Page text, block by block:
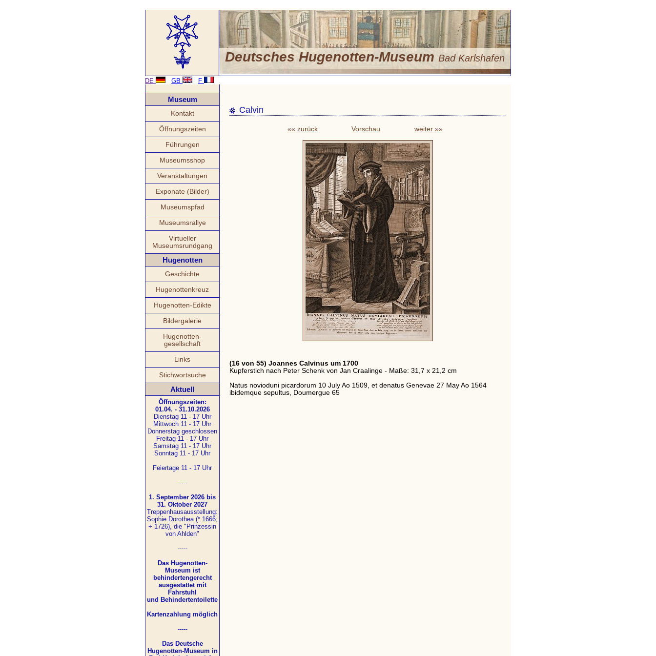
Deutsches Hugenotten-Museum Bad Karlshafen
DE GB F
Museum
Kontakt
Öffnungszeiten
Führungen
Museumsshop
Veranstaltungen
Exponate (Bilder)
Museumspfad
Museumsrallye
Virtueller
Museumsrundgang
Hugenotten
Geschichte
Hugenottenkreuz
Hugenotten-Edikte
Bildergalerie
Hugenotten-
gesellschaft
Links
Stichwortsuche
Aktuell
Öffnungszeiten:
01.04. - 31.10.2026
Dienstag 11 - 17 Uhr
Mittwoch 11 - 17 Uhr
Donnerstag geschlossen
Freitag 11 - 17 Uhr
Samstag 11 - 17 Uhr
Sonntag 11 - 17 Uhr
Feiertage 11 - 17 Uhr
-----
1. September 2026 bis
31. Oktober 2027
Treppenhausausstellung:
Sophie Dorothea (* 1666;
+ 1726), die "Prinzessin
von Ahlden"
-----
Das Hugenotten-
Museum ist
behindertengerecht
ausgestattet mit
Fahrstuhl
und Behindertentoilette
Kartenzahlung möglich
-----
Das Deutsche
Hugenotten-Museum in
Calvin
«« zurück Vorschau weiter »»
(16 von 55) Joannes Calvinus um 1700
Kupferstich nach Peter Schenk von Jan Craalinge - Maße: 31,7 x 21,2 cm
Natus novioduni picardorum 10 July Ao 1509, et denatus Genevae 27 May Ao 1564
ibidemque sepultus, Doumergue 65